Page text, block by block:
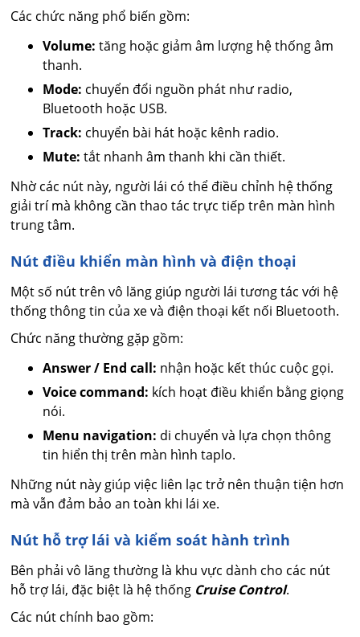
Các chức năng phổ biến gồm:
Volume: tăng hoặc giảm âm lượng hệ thống âm
thanh.
Mode: chuyển đổi nguồn phát như radio,
Bluetooth hoặc USB.
Track: chuyển bài hát hoặc kênh radio.
Mute: tắt nhanh âm thanh khi cần thiết.
Nhờ các nút này, người lái có thể điều chỉnh hệ thống
giải trí mà không cần thao tác trực tiếp trên màn hình
trung tâm.
Nút điều khiển màn hình và điện thoại
Một số nút trên vô lăng giúp người lái tương tác với hệ
thống thông tin của xe và điện thoại kết nối Bluetooth.
Chức năng thường gặp gồm:
Answer / End call: nhận hoặc kết thúc cuộc gọi.
Voice command: kích hoạt điều khiển bằng giọng
nói.
Menu navigation: di chuyển và lựa chọn thông
tin hiển thị trên màn hình taplo.
Những nút này giúp việc liên lạc trở nên thuận tiện hơn
mà vẫn đảm bảo an toàn khi lái xe.
Nút hỗ trợ lái và kiểm soát hành trình
Bên phải vô lăng thường là khu vực dành cho các nút
hỗ trợ lái, đặc biệt là hệ thống Cruise Control.
Các nút chính bao gồm: